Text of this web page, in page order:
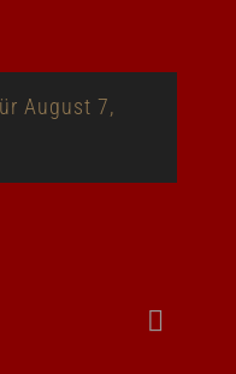
August 7,
Suche
Tag